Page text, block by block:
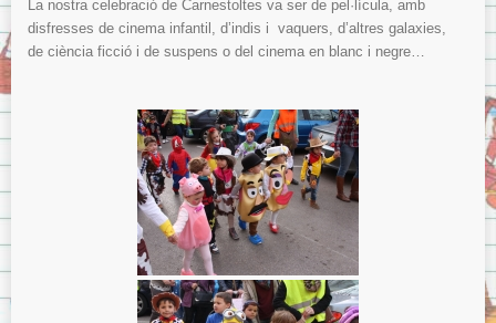
La nostra celebració de Carnestoltes va ser de pel·lícula, amb
disfresses de cinema infantil, d’indis i vaquers, d’altres galaxies,
de ciència ficció i de suspens o del cinema en blanc i negre…